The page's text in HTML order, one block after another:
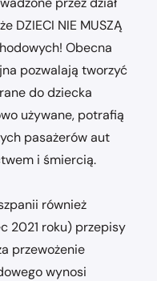
DZIECI NIE MUSZĄ
Obecna
pozwalają tworzyć
do dziecka
używane, potrafią
pasażerów aut
i śmiercią.
również
2021 roku) przepisy
przewożenie
wynosi